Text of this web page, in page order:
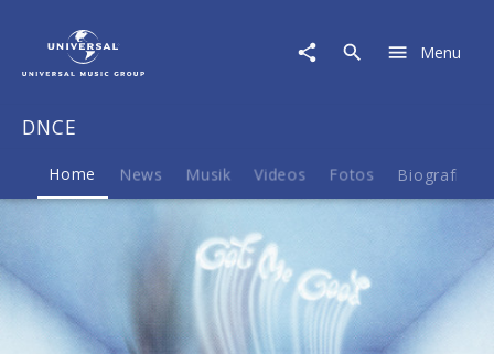
Menu
DNCE
Home News Musik Videos Fotos Biografie